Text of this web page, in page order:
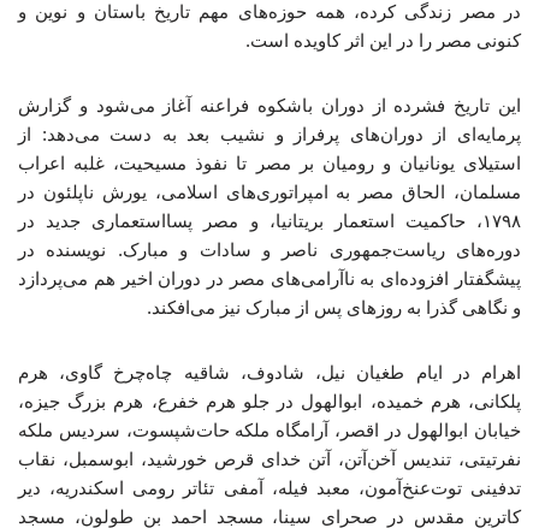
در مصر زندگی کرده، همه‌ حوزه‌های مهم تاریخ باستان و نوین و
کنونی مصر را در این اثر کاویده است.
این تاریخ فشرده از دوران باشکوه فراعنه آغاز می‌شود و گزارش
پرمایه‌ای از دوران‌های پرفراز و نشیب بعد به دست می‌دهد: از
استیلای یونانیان و رومیان بر مصر تا نفوذ مسیحیت، غلبه‌ اعراب
مسلمان، الحاق مصر به امپراتوری‌های اسلامی، یورش ناپلئون در
۱۷۹۸، حاکمیت استعمار بریتانیا، و مصر پسااستعماری جدید در
دوره‌های ریاست‌جمهوری ناصر و سادات و مبارک. نویسنده در
پیشگفتار افزوده‌ای به ناآرامی‌های مصر در دوران اخیر هم می‌پردازد
و نگاهی گذرا به روزهای پس از مبارک نیز می‌افکند.
اهرام در ایام طغیان نیل، شادوف، شاقیه چاه‌چرخ گاوی، هرم
پلکانی، هرم خمیده، ابوالهول در جلو هرم خفرع، هرم بزرگ جیزه،
خیابان ابوالهول در اقصر، آرامگاه ملکه حات‌شپسوت، سردیس ملکه
نفرتیتی، تندیس آخن‌آتن، آتن خدای قرص خورشید، ابوسمبل، نقاب
تدفینی توت‌عنخ‌آمون، معبد فیله، آمفی تئاتر رومی اسکندریه، دیر
کاترین مقدس در صحرای سینا، مسجد احمد بن طولون، مسجد